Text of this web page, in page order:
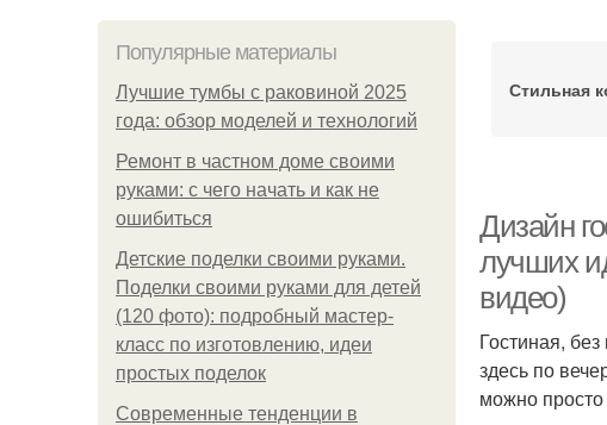
Популярные материалы
Лучшие тумбы с раковиной 2025
года: обзор моделей и технологий
Ремонт в частном доме своими
руками: с чего начать и как не
ошибиться
Детские поделки своими руками.
Поделки своими руками для детей
(120 фото): подробный мастер-
класс по изготовлению, идеи
простых поделок
Современные тенденции в
Стильная
Дизайн
лучших
видео)
Гостиная,
здесь по
можно просто